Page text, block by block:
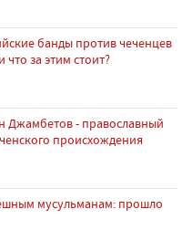
банды против чеченцев
что за этим стоит?
Джамбетов - православный
происхождения
мусульманам: прошло